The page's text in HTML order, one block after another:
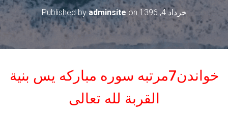
N
Published by adminsite on خرداد 4, 1396
خواندن7مرتبه سوره مبارکه یس بنية
القربة لله تعالى